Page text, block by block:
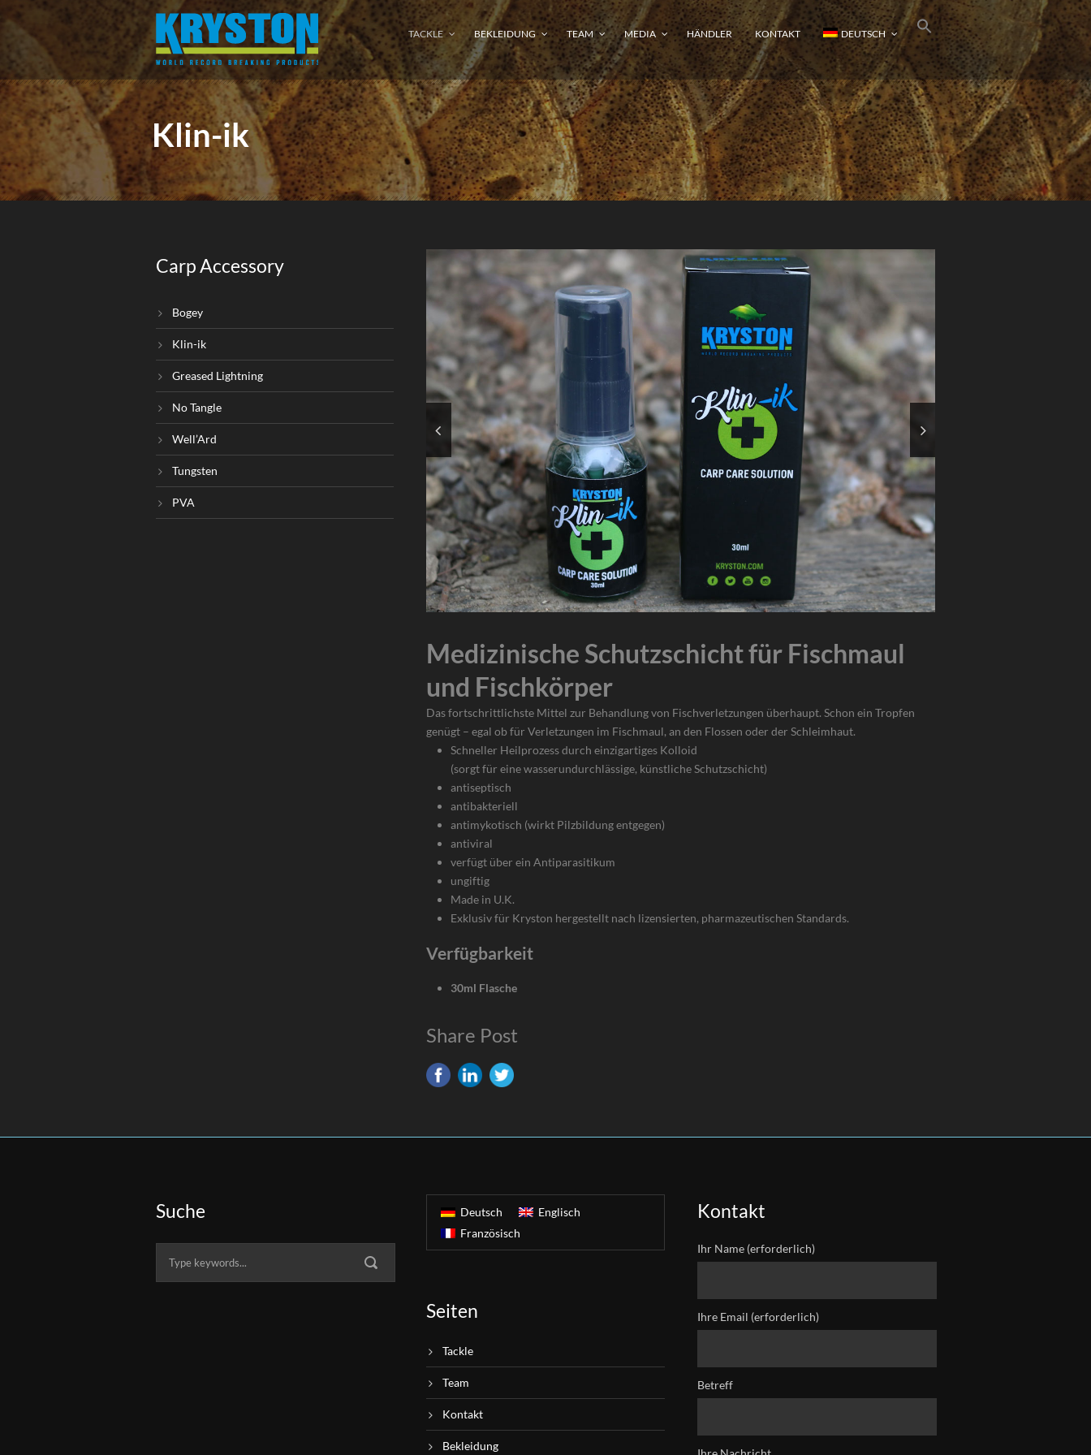
TACKLE BEKLEIDUNG TEAM MEDIA HÄNDLER KONTAKT DEUTSCH
Klin-ik
Medizinische Schutzschicht für Fischmaul
und Fischkörper
Das fortschrittlichste Mittel zur Behandlung von Fischverletzungen überhaupt. Schon ein Tropfen
genügt – egal ob für Verletzungen im Fischmaul, an den Flossen oder der Schleimhaut.
Schneller Heilprozess durch einzigartiges Kolloid
(sorgt für eine wasserundurchlässige, künstliche Schutzschicht)
antiseptisch
antibakteriell
antimykotisch (wirkt Pilzbildung entgegen)
antiviral
verfügt über ein Antiparasitikum
ungiftig
Made in U.K.
Exklusiv für Kryston hergestellt nach lizensierten, pharmazeutischen Standards.
Verfügbarkeit
30ml Flasche
Share Post
Carp Accessory
Bogey
Klin-ik
Greased Lightning
No Tangle
Well’Ard
Tungsten
PVA
Suche Deutsch
Englisch
Französisch
Seiten
Tackle
Team
Kontakt
Bekleidung
Kontakt
Ihr Name (erforderlich)
Ihre Email (erforderlich)
Betreff